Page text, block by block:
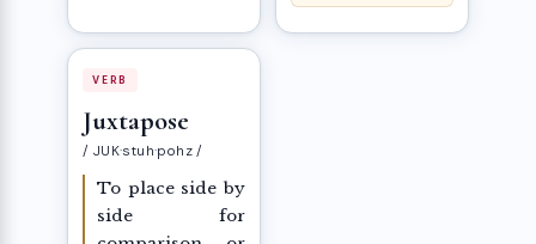
VERB
Juxtapose
/ JUK·stuh·pohz /
To place side by
side for